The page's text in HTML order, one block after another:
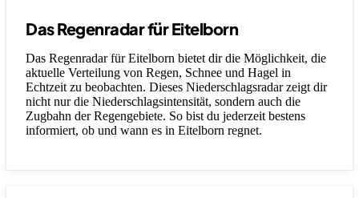
Das Regenradar für Eitelborn
Das Regenradar für Eitelborn bietet dir die Möglichkeit, die
aktuelle Verteilung von Regen, Schnee und Hagel in
Echtzeit zu beobachten. Dieses Niederschlagsradar zeigt dir
nicht nur die Niederschlagsintensität, sondern auch die
Zugbahn der Regengebiete. So bist du jederzeit bestens
informiert, ob und wann es in Eitelborn regnet.